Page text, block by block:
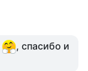
, спасибо и